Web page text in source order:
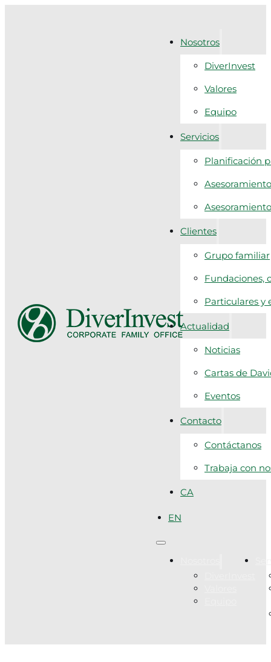
Nosotros
DiverInvest
Valores
Equipo
Servicios
Planificación
Clientes
Grupo familiar
Fundaciones,
Particulares y
Actualidad
Noticias
Cartas de
Eventos
Contacto
Contáctanos
Trabaja con
CA
EN